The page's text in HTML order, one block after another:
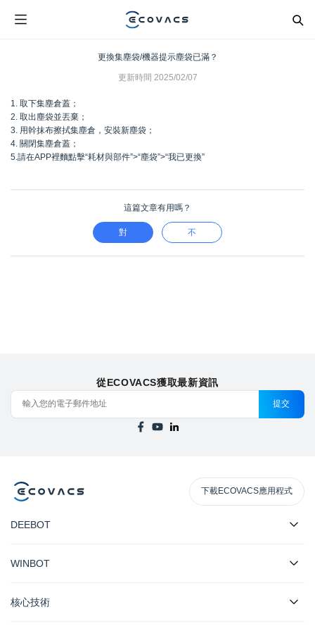
更換集塵袋/機器提示塵袋已滿？
更新時間 2025/02/07
1. 取下集塵倉蓋；
2. 取出塵袋並丟棄；
3. 用幹抹布擦拭集塵倉，安裝新塵袋；
4. 關閉集塵倉蓋；
5.請在APP裡麵點擊“耗材與部件”>“塵袋”>“我已更換”
這篇文章有用嗎？
對 不
從ECOVACS獲取最新資訊
提交
下載ECOVACS應用程式
DEEBOT
WINBOT
核心技術